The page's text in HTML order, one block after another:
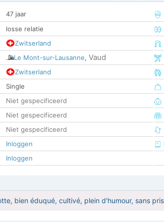
47 jaar
losse relatie
Zwitserland
Le Mont-sur-Lausanne, Vaud
Zwitserland
Single
Niet gespecificeerd
Niet gespecificeerd
Niet gespecificeerd
Inloggen
Inloggen
bien éduqué, cultivé, plein d'humour, sans